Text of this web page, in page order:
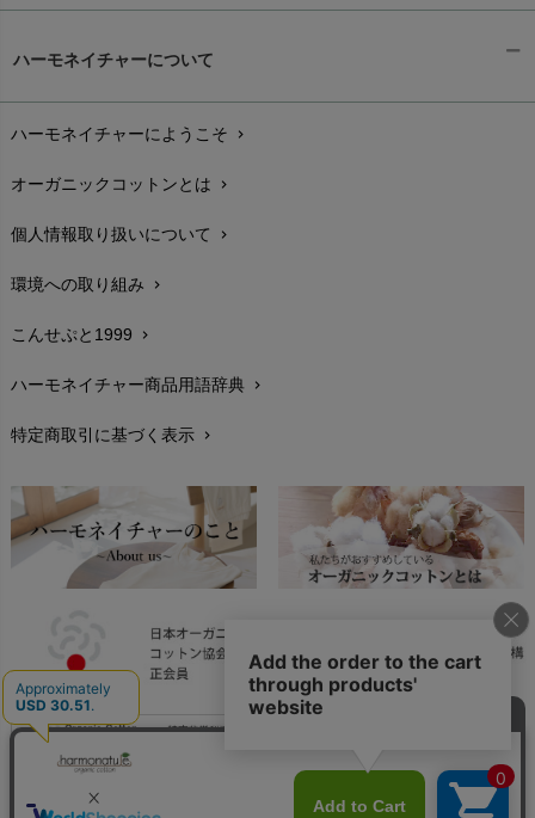
配送と送料chevron_right
在庫状況と発送予定chevron_right
サイズ・寸法chevron_right
生地・素材chevron_right
お手入れについて
レビューを書こうchevron_right
返品交換chevron_right
FAXでのご注文
お問い合わせchevron_right
ハーモネイチャーについて
ハーモネイチャーにようこそ chevron_right
オーガニックコットンとは chevron_right
個人情報取り扱いについて chevron_right
環境への取り組み chevron_right
こんせぷと1999 chevron_right
ハーモネイチャー商品用語辞典 chevron_right
特定商取引に基づく表示 chevron_right